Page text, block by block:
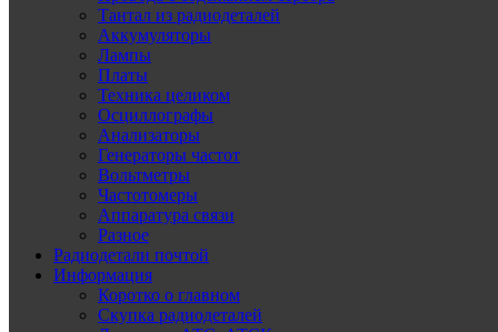
Тантал из радиодеталей
Аккумуляторы
Лампы
Платы
Техника целиком
Осциллографы
Анализаторы
Генераторы частот
Вольтметры
Частотомеры
Аппаратура связи
Разное
Радиодетали почтой
Информация
Коротко о главном
Скупка радиодеталей